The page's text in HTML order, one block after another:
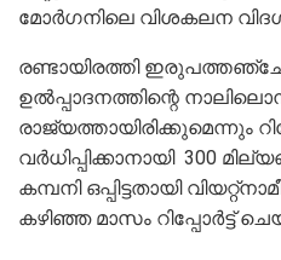
മോർഗനിലെ വിശകലന
രണ്ടായിരത്തി
ഉൽപ്പാദനത്തിന്റെ
രാജ്യത്തായിരിക്കുമെന്നും
വർധിപ്പിക്കാനായി 300
കമ്പനി ഒപ്പിട്ടതായി
കഴിഞ്ഞ മാസം റിപ്പോർട്ട്